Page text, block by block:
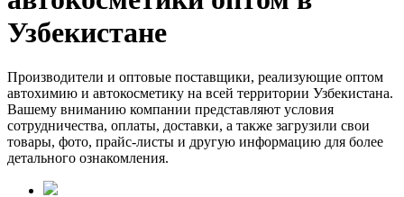
Узбекистане
Производители и оптовые поставщики, реализующие оптом
автохимию и автокосметику на всей территории Узбекистана.
Вашему вниманию компании представляют условия
сотрудничества, оплаты, доставки, а также загрузили свои
товары, фото, прайс-листы и другую информацию для более
детального ознакомления.